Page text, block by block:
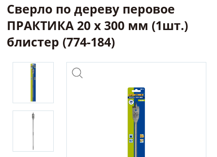
Сверло по дереву перовое
ПРАКТИКА 20 х 300 мм (1шт.)
блистер (774-184)